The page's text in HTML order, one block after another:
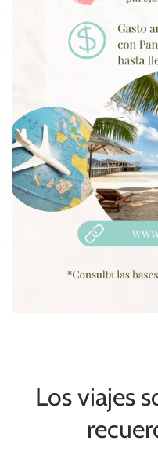
Los viajes